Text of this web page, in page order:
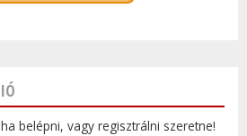
belépni, vagy regisztrálni szeretne!